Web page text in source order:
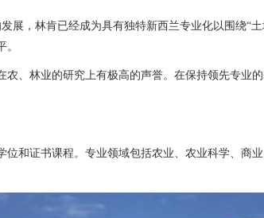
，林肯已经成为具有独特新西兰专业化以围绕“
林业的研究上有极高的声誉。在保持领先专业
证书课程。专业领域包括农业、农业科学、商